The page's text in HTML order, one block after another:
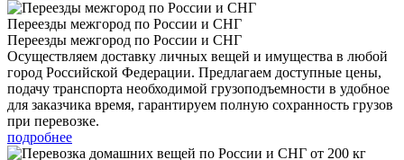
Переезды межгород по России и СНГ
Переезды межгород по России и СНГ
Осуществляем доставку личных вещей и имущества в любой
город Российской Федерации. Предлагаем доступные цены,
подачу транспорта необходимой грузоподъемности в удобное
для заказчика время, гарантируем полную сохранность грузов
при перевозке.
подробнее